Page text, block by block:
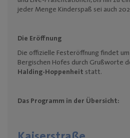
jeder Menge Kinderspaß sei auch
Die Eröffnung
Die offizielle Festeröffnung findet um
Bergischen Hofes durch Grußworte
Halding-Hoppenheit statt.
Das Programm in der Übersicht: